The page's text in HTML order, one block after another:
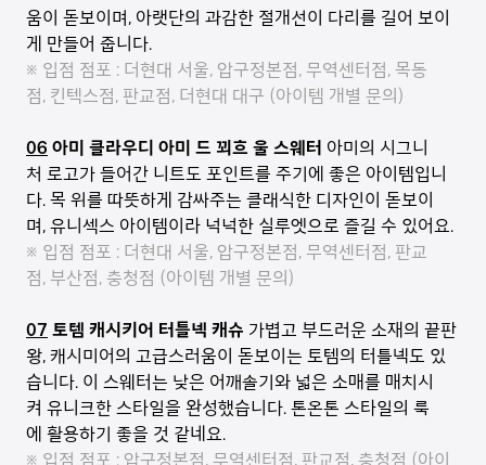
움이 돋보이며, 아랫단의 과감한 절개선이 다리를 길어 보이
게 만들어 줍니다.
※ 입점 점포 : 더현대 서울, 압구정본점, 무역센터점, 목동
점, 킨텍스점, 판교점, 더현대 대구 (아이템 개별 문의)
06 아미 클라우디 아미 드 꾀흐 울 스웨터 아미의 시그니
처 로고가 들어간 니트도 포인트를 주기에 좋은 아이템입니
다. 목 위를 따뜻하게 감싸주는 클래식한 디자인이 돋보이
며, 유니섹스 아이템이라 넉넉한 실루엣으로 즐길 수 있어요.
※ 입점 점포 : 더현대 서울, 압구정본점, 무역센터점, 판교
점, 부산점, 충청점 (아이템 개별 문의)
07 토템 캐시키어 터틀넥 캐슈 가볍고 부드러운 소재의 끝판
왕, 캐시미어의 고급스러움이 돋보이는 토템의 터틀넥도 있
습니다. 이 스웨터는 낮은 어깨솔기와 넓은 소매를 매치시
켜 유니크한 스타일을 완성했습니다. 톤온톤 스타일의 룩
에 활용하기 좋을 것 같네요.
※ 입점 점포 : 압구정본점, 무역센터점, 판교점, 충청점 (아이